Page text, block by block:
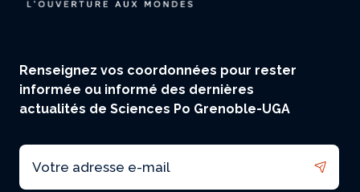
Renseignez vos coordonnées pour rester
informée ou informé des dernières
actualités de Sciences Po Grenoble-UGA
Email